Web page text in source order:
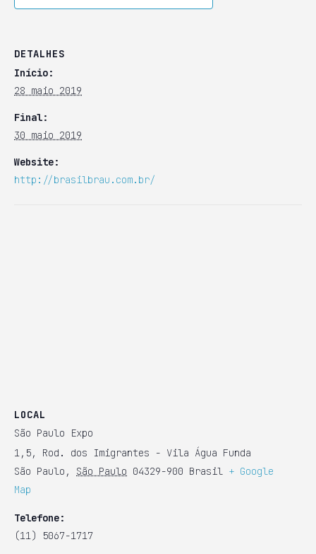
DETALHES
Início:
28 maio 2019
Final:
30 maio 2019
Website:
http://brasilbrau.com.br/
LOCAL
São Paulo Expo
1,5, Rod. dos Imigrantes - Vila Água Funda
São Paulo , São Paulo 04329-900 Brasil
+ Google
Map
Telefone:
(11) 5067-1717